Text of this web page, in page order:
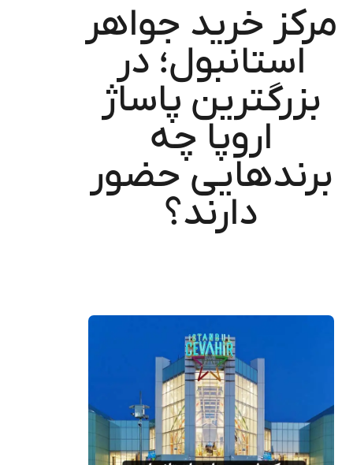
مرکز خرید جواهر
استانبول؛ در
بزرگترین پاساژ
اروپا چه
برندهایی حضور
دارند؟